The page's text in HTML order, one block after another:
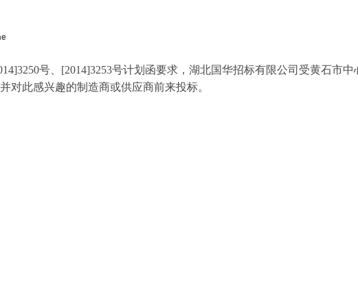
号、 [2014]3253号计划函要求，湖北国华招标有限公司受黄石市
对此感兴趣的制造商或供应商前来投标。